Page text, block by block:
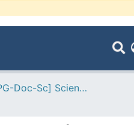
- [ VRPG-Doc-Sc] Sciences économiques --- علوم إقتصادية